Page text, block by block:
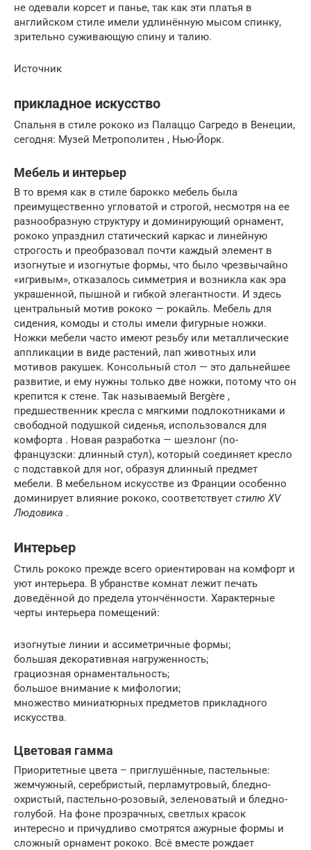
не одевали корсет и панье, так как эти платья в
английском стиле имели удлинённую мысом спинку,
зрительно суживающую спину и талию.
Источник
прикладное искусство
Спальня в стиле рококо из Палаццо Сагредо в Венеции,
сегодня: Музей Метрополитен , Нью-Йорк.
Мебель и интерьер
В то время как в стиле барокко мебель была
преимущественно угловатой и строгой, несмотря на ее
разнообразную структуру и доминирующий орнамент,
рококо упразднил статический каркас и линейную
строгость и преобразовал почти каждый элемент в
изогнутые и изогнутые формы, что было чрезвычайно
«игривым», отказалось симметрия и возникла как эра
украшенной, пышной и гибкой элегантности. И здесь
центральный мотив рококо — рокайль. Мебель для
сидения, комоды и столы имели фигурные ножки.
Ножки мебели часто имеют резьбу или металлические
аппликации в виде растений, лап животных или
мотивов ракушек. Консольный стол — это дальнейшее
развитие, и ему нужны только две ножки, потому что он
крепится к стене. Так называемый Bergère ,
предшественник кресла с мягкими подлокотниками и
свободной подушкой сиденья, использовался для
комфорта . Новая разработка — шезлонг (по-
французски: длинный стул), который соединяет кресло
с подставкой для ног, образуя длинный предмет
мебели. В мебельном искусстве из Франции особенно
доминирует влияние рококо, соответствует стилю XV
Людовика .
Интерьер
Стиль рококо прежде всего ориентирован на комфорт и
уют интерьера. В убранстве комнат лежит печать
доведённой до предела утончённости. Характерные
черты интерьера помещений:
изогнутые линии и ассиметричные формы;
большая декоративная нагруженность;
грациозная орнаментальность;
большое внимание к мифологии;
множество миниатюрных предметов прикладного
искусства.
Цветовая гамма
Приоритетные цвета – приглушённые, пастельные:
жемчужный, серебристый, перламутровый, бледно-
охристый, пастельно-розовый, зеленоватый и бледно-
голубой. На фоне прозрачных, светлых красок
интересно и причудливо смотрятся ажурные формы и
сложный орнамент рококо. Всё вместе рождает